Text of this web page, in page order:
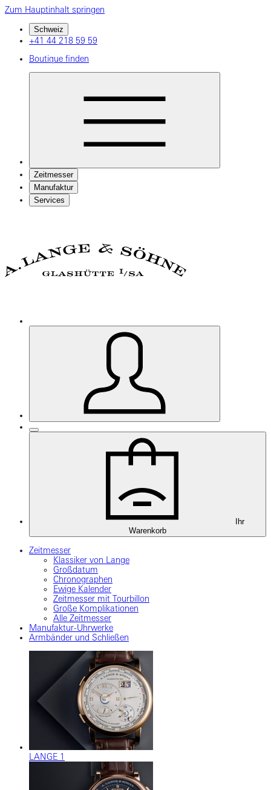
Zum Hauptinhalt springen
Schweiz
+41 44 218 59 59
Boutique finden
Zeitmesser
Manufaktur
Services
Ihr
Warenkorb
Zeitmesser
Klassiker von Lange
Großdatum
Chronographen
Ewige Kalender
Zeitmesser mit Tourbillon
Große Komplikationen
Alle Zeitmesser
Manufaktur-Uhrwerke
Armbänder und Schließen
LANGE 1